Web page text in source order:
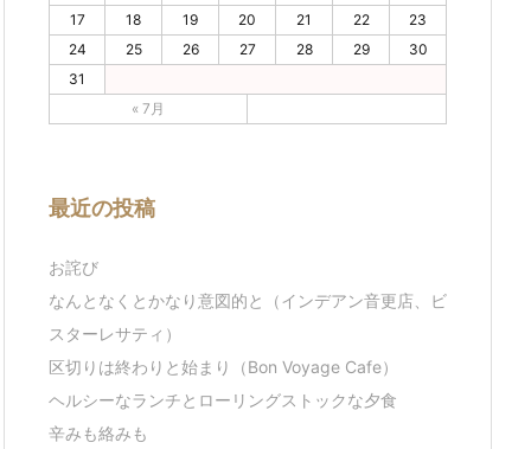
17
18 19 20 21 22
23
24
25 26 27 28 29
30
31
« 7月
最近の投稿
お詫び
なんとなくとかなり意図的と（インデアン音更店、ビ
スターレサティ）
区切りは終わりと始まり（Bon Voyage Cafe）
ヘルシーなランチとローリングストックな夕食
辛みも絡みも